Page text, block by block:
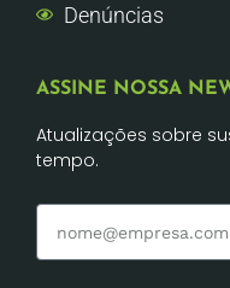
Denúncias
ASSINE NOSSA
Atualizações sobre
tempo.